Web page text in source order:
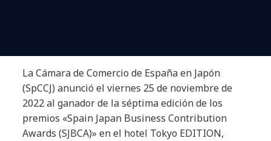
La Cámara de Comercio de España en Japón
(SpCCJ) anunció el viernes 25 de noviembre de
2022 al ganador de la séptima edición de los
premios «Spain Japan Business Contribution
Awards (SJBCA)» en el hotel Tokyo EDITION,